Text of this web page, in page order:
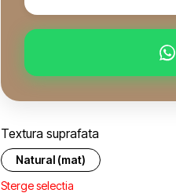
Textura suprafata
Natural (mat)
Sterge selectia